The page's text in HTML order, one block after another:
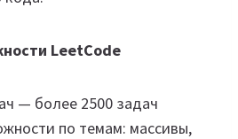
LeetCode
— более 2500 задач
по темам: массивы,